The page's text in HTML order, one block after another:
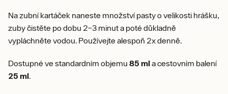
Na zubní kartáček naneste množství pasty o velikosti hrášku,
zuby čistěte po dobu 2–3 minut a poté důkladně
vypláchněte vodou. Používejte alespoň 2x denně.
Dostupné ve standardním objemu 85 ml a cestovním balení
25 ml